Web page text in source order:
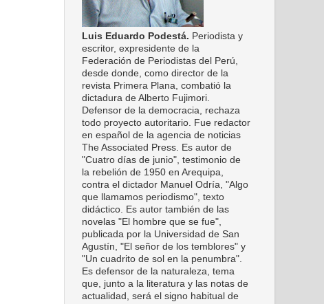
Luis Eduardo Podestá. Periodista y
escritor, expresidente de la
Federación de Periodistas del Perú,
desde donde, como director de la
revista Primera Plana, combatió la
dictadura de Alberto Fujimori.
Defensor de la democracia, rechaza
todo proyecto autoritario. Fue redactor
en español de la agencia de noticias
The Associated Press. Es autor de
"Cuatro días de junio", testimonio de
la rebelión de 1950 en Arequipa,
contra el dictador Manuel Odría, "Algo
que llamamos periodismo", texto
didáctico. Es autor también de las
novelas "El hombre que se fue",
publicada por la Universidad de San
Agustín, "El señor de los temblores" y
"Un cuadrito de sol en la penumbra".
Es defensor de la naturaleza, tema
que, junto a la literatura y las notas de
actualidad, será el signo habitual de